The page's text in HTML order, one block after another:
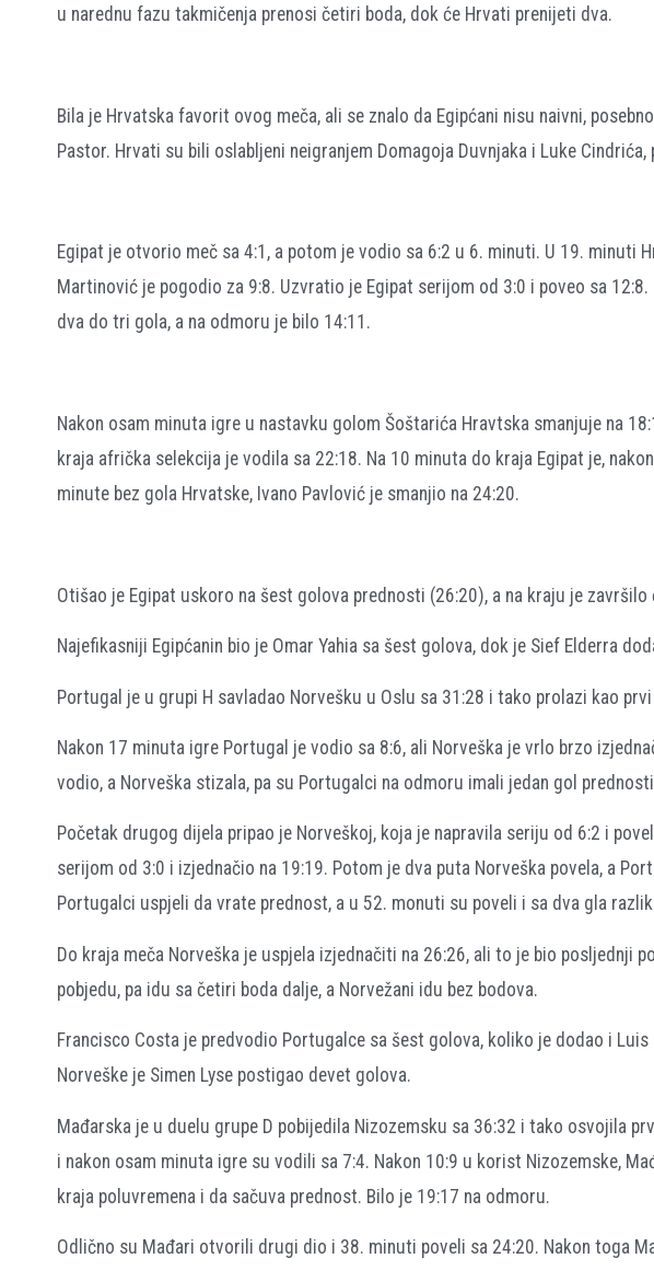
u narednu fazu takmičenja prenosi četiri boda, dok će Hrvati prenijeti dva.
Bila je Hrvatska favorit ovog meča, ali se znalo da Egipćani nisu naivni,
Pastor. Hrvati su bili oslabljeni neigranjem Domagoja Duvnjaka i Luke
Egipat je otvorio meč sa 4:1, a potom je vodio sa 6:2 u 6. minuti. U 19. minuti
Martinović je pogodio za 9:8. Uzvratio je Egipat serijom od 3:0 i poveo sa
dva do tri gola, a na odmoru je bilo 14:11.
Nakon osam minuta igre u nastavku golom Šoštarića Hravtska smanjuje na
kraja afrička selekcija je vodila sa 22:18. Na 10 minuta do kraja Egipat je,
minute bez gola Hrvatske, Ivano Pavlović je smanjio na 24:20.
Otišao je Egipat uskoro na šest golova prednosti (26:20), a na kraju je završilo
Najefikasniji Egipćanin bio je Omar Yahia sa šest golova, dok je Sief Elderra
Portugal je u grupi H savladao Norvešku u Oslu sa 31:28 i tako prolazi kao
Nakon 17 minuta igre Portugal je vodio sa 8:6, ali Norveška je vrlo brzo
vodio, a Norveška stizala, pa su Portugalci na odmoru imali jedan gol
Početak drugog dijela pripao je Norveškoj, koja je napravila seriju od 6:2 i
serijom od 3:0 i izjednačio na 19:19. Potom je dva puta Norveška povela, a
Portugalci uspjeli da vrate prednost, a u 52. monuti su poveli i sa dva gla
Do kraja meča Norveška je uspjela izjednačiti na 26:26, ali to je bio posljednji
pobjedu, pa idu sa četiri boda dalje, a Norvežani idu bez bodova.
Francisco Costa je predvodio Portugalce sa šest golova, koliko je dodao i
Norveške je Simen Lyse postigao devet golova.
Mađarska je u duelu grupe D pobijedila Nizozemsku sa 36:32 i tako osvojila
i nakon osam minuta igre su vodili sa 7:4. Nakon 10:9 u korist Nizozemske,
kraja poluvremena i da sačuva prednost. Bilo je 19:17 na odmoru.
Odlično su Mađari otvorili drugi dio i 38. minuti poveli sa 24:20. Nakon toga